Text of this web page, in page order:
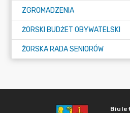
ZGROMADZENIA
ŻORSKI BUDŻET OBYWATELSKI
ŻORSKA RADA SENIORÓW